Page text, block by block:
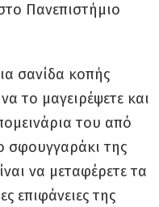
Πανεπιστήμιο
σανίδα κοπής
το μαγειρέψετε και
του από
σφουγγαράκι της
να μεταφέρετε τα
επιφάνειες της